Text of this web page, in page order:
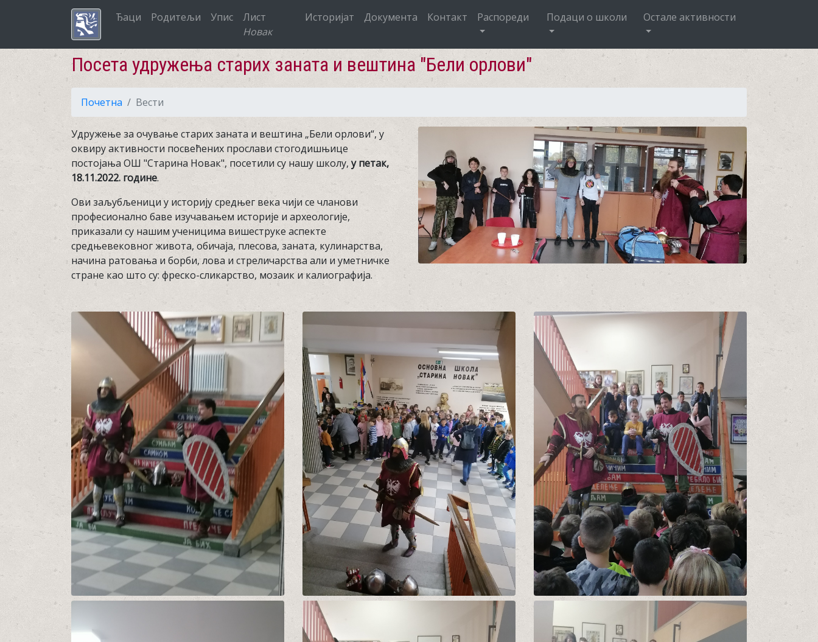
Ђаци Родитељи Упис
Лист
Новак
Историјат Документа Контакт Распореди Подаци о школи Остале активности
Посета удружења старих заната и вештина "Бели орлови"
Почетна Вести
Удружење за очување старих заната и вештина „Бели орлови“, у
оквиру активности посвећених прослави стогодишњице
постојања ОШ "Старина Новак", посетили су нашу школу, у петак,
18.11.2022. године.
Ови заљубљеници у историју средњег века чији се чланови
професионално баве изучавањем историје и археологије,
приказали су нашим ученицима вишеструке аспекте
средњевековног живота, обичаја, плесова, заната, кулинарства,
начина ратовања и борби, лова и стреличарства али и уметничке
стране као што су: фреско-сликарство, мозаик и калиографија.